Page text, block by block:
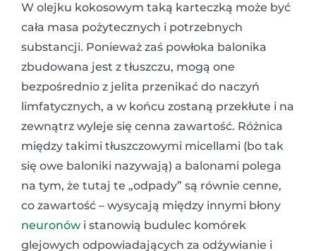
W olejku kokosowym taką karteczką może być
cała masa pożytecznych i potrzebnych
substancji. Ponieważ zaś powłoka balonika
zbudowana jest z tłuszczu, mogą one
bezpośrednio z jelita przenikać do naczyń
limfatycznych, a w końcu zostaną przekłute i na
zewnątrz wyleje się cenna zawartość. Różnica
między takimi tłuszczowymi micellami (bo tak
się owe baloniki nazywają) a balonami polega
na tym, że tutaj te „odpady” są równie cenne,
co zawartość – wysycają między innymi błony
neuronów i stanowią budulec komórek
glejowych odpowiadających za odżywianie i